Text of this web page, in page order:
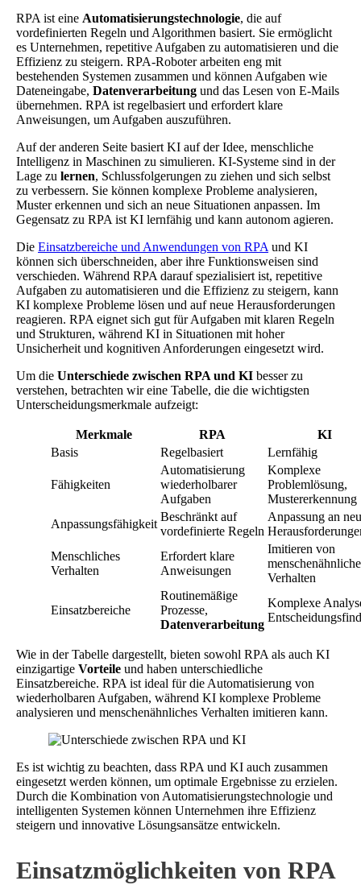
RPA ist eine Automatisierungstechnologie, die auf
vordefinierten Regeln und Algorithmen basiert. Sie ermöglicht
es Unternehmen, repetitive Aufgaben zu automatisieren und die
Effizienz zu steigern. RPA-Roboter arbeiten eng mit
bestehenden Systemen zusammen und können Aufgaben wie
Dateneingabe, Datenverarbeitung und das Lesen von E-Mails
übernehmen. RPA ist regelbasiert und erfordert klare
Anweisungen, um Aufgaben auszuführen.
Auf der anderen Seite basiert KI auf der Idee, menschliche
Intelligenz in Maschinen zu simulieren. KI-Systeme sind in der
Lage zu lernen, Schlussfolgerungen zu ziehen und sich selbst
zu verbessern. Sie können komplexe Probleme analysieren,
Muster erkennen und sich an neue Situationen anpassen. Im
Gegensatz zu RPA ist KI lernfähig und kann autonom agieren.
Die Einsatzbereiche und Anwendungen von RPA und KI
können sich überschneiden, aber ihre Funktionsweisen sind
verschieden. Während RPA darauf spezialisiert ist, repetitive
Aufgaben zu automatisieren und die Effizienz zu steigern, kann
KI komplexe Probleme lösen und auf neue Herausforderungen
reagieren. RPA eignet sich gut für Aufgaben mit klaren Regeln
und Strukturen, während KI in Situationen mit hoher
Unsicherheit und kognitiven Anforderungen eingesetzt wird.
Um die Unterschiede zwischen RPA und KI besser zu
verstehen, betrachten wir eine Tabelle, die die wichtigsten
Unterscheidungsmerkmale aufzeigt:
Merkmale RPA
KI
Basis
Regelbasiert Lernfähig
Fähigkeiten
Automatisierung
wiederholbarer
Aufgaben
Komplexe
Problemlösung,
Mustererkennung
Anpassungsfähigkeit
Beschränkt auf
vordefinierte Regeln
Anpassung an
Menschliches
Verhalten
Erfordert klare
Anweisungen
Imitieren von
Verhalten
Einsatzbereiche
Routinemäßige
Prozesse,
Datenverarbeitung
Komplexe
Wie in der Tabelle dargestellt, bieten sowohl RPA als auch KI
einzigartige Vorteile und haben unterschiedliche
Einsatzbereiche. RPA ist ideal für die Automatisierung von
wiederholbaren Aufgaben, während KI komplexe Probleme
analysieren und menschenähnliches Verhalten imitieren kann.
Es ist wichtig zu beachten, dass RPA und KI auch zusammen
eingesetzt werden können, um optimale Ergebnisse zu erzielen.
Durch die Kombination von Automatisierungstechnologie und
intelligenten Systemen können Unternehmen ihre Effizienz
steigern und innovative Lösungsansätze entwickeln.
Einsatzmöglichkeiten von RPA